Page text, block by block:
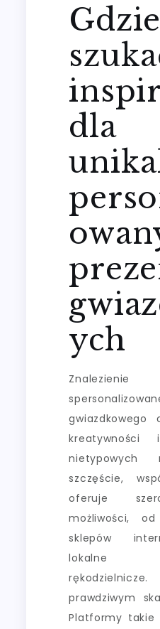
Gdzie
dla
ych
gwiazdkowego
kreatywności
nietypowych
szczęście,
oferuje
możliwości, od
sklepów
lokalne
prawdziwym
Platformy takie